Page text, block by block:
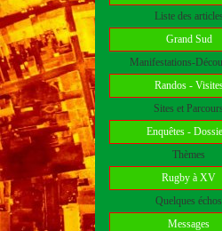
Liste des articles
Grand Sud
Manifestations-
Randos -
Sites et Parcours
Enquêtes -
Thèmes
Rugby à XV
Quelques échos
Messages